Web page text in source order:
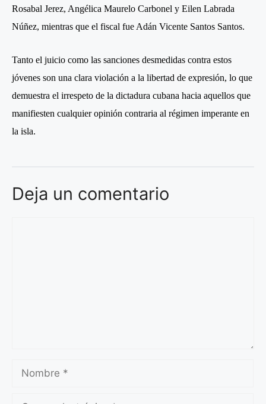
Rosabal Jerez, Angélica Maurelo Carbonel y Eilen Labrada
Núñez, mientras que el fiscal fue Adán Vicente Santos Santos.
Tanto el juicio como las sanciones desmedidas contra estos
jóvenes son una clara violación a la libertad de expresión, lo que
demuestra el irrespeto de la dictadura cubana hacia aquellos que
manifiesten cualquier opinión contraria al régimen imperante en
la isla.
Deja un comentario